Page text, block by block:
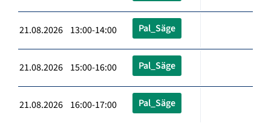
21.08.2026 13:00-14:00 Pal_Säge
21.08.2026 15:00-16:00 Pal_Säge
21.08.2026 16:00-17:00 Pal_Säge